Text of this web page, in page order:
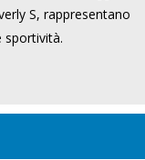
S, rappresentano
sportività.